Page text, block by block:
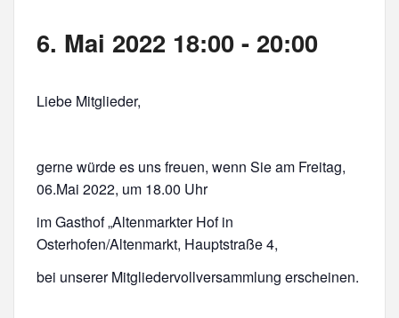
6. Mai 2022 18:00- 20:00
Liebe Mitglieder,
gerne würde es uns freuen, wenn Sie am Freitag,
06.Mai 2022, um 18.00 Uhr
im Gasthof „Altenmarkter Hof in
Osterhofen/Altenmarkt, Hauptstraße 4,
bei unserer Mitgliedervollversammlung erscheinen.